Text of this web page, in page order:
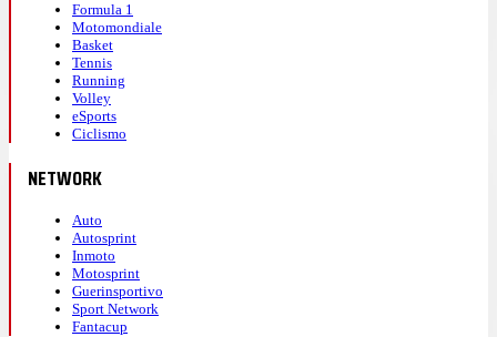
Formula 1
Motomondiale
Basket
Tennis
Running
Volley
eSports
Ciclismo
NETWORK
Auto
Autosprint
Inmoto
Motosprint
Guerinsportivo
Sport Network
Fantacup